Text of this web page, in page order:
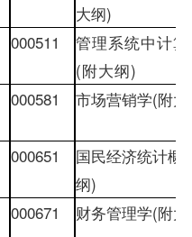
大纲)
000511
管理系统中计
(附大纲)
000581 市场营销学(附
000651
国民经济统计概
纲)
000671 财务管理学(附